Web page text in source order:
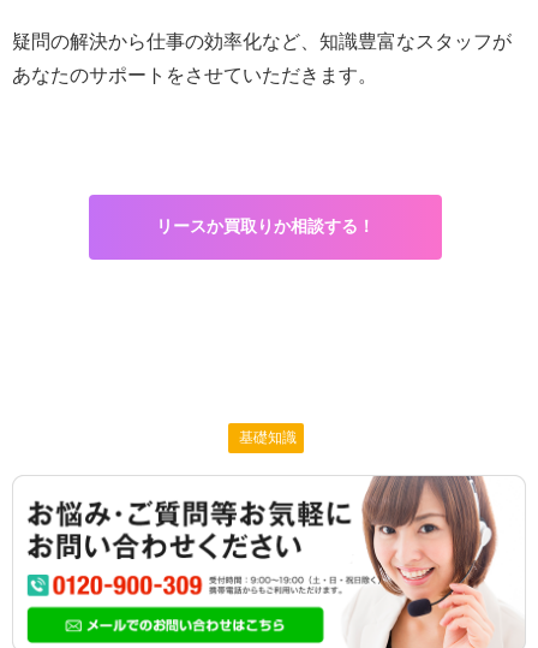
疑問の解決から仕事の効率化など、知識豊富なスタッフが
あなたのサポートをさせていただきます。
リースか買取りか相談する！
基礎知識